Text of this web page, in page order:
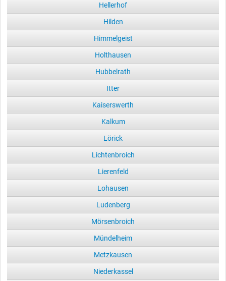
Hellerhof
Hilden
Himmelgeist
Holthausen
Hubbelrath
Itter
Kaiserswerth
Kalkum
Lörick
Lichtenbroich
Lierenfeld
Lohausen
Ludenberg
Mörsenbroich
Mündelheim
Metzkausen
Niederkassel